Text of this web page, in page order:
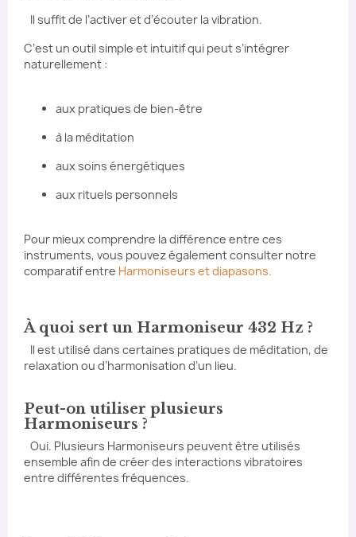
Il suffit de l’activer et d’écouter la vibration.
C’est un outil simple et intuitif qui peut s’intégrer
naturellement :
aux pratiques de bien-être
à la méditation
aux soins énergétiques
aux rituels personnels
Pour mieux comprendre la différence entre ces
instruments, vous pouvez également consulter notre
comparatif entre Harmoniseurs et diapasons.
À quoi sert un Harmoniseur 432 Hz ?
Il est utilisé dans certaines pratiques de méditation, de
relaxation ou d’harmonisation d’un lieu.
Peut-on utiliser plusieurs
Harmoniseurs ?
Oui. Plusieurs Harmoniseurs peuvent être utilisés
ensemble afin de créer des interactions vibratoires
entre différentes fréquences.